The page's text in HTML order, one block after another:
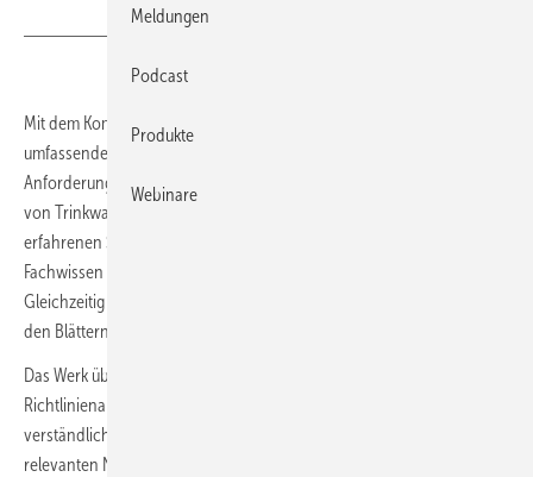
Mit dem Kommentar zur VDI 6023 Blatt 1 legt Arnd Bürschgens ein
umfassendes Nachschlagewerk vor, das die komplexen hygie­nischen
Anforderungen an Planung, Ausführung, Betrieb und Instandhaltung
von Trinkwasser-Installationen praxisnah aufbereitet. Dem
erfahrenen Sachverständigen gelingt es schlüssig, fundiertes
Fachwissen mit jahrzehntelanger Praxiserfahrung zu verbinden.
Gleichzeitig komplettiert die Publikation seine Kommentar-Trilogie zu
den Blättern der Richtlinienreihe VDI 6023.
Das Werk überzeugt durch seinen systematischen Aufbau. Jeder
Richtlinienabschnitt wird zunächst im Original zitiert, anschließend
verständlich kommentiert und mit Querverweisen zu weiteren
relevanten Normen, Verordnungen und Empfehlungen verknüpft.
Meldungen
Podcast
Produkte
Webinare